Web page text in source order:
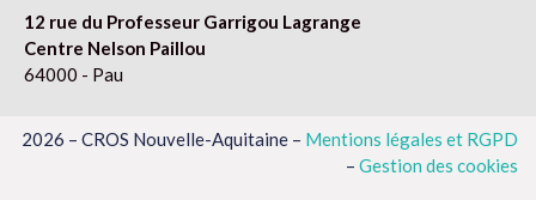
12 rue du Professeur Garrigou Lagrange
Centre Nelson Paillou
64000 - Pau
2026 – CROS Nouvelle-Aquitaine – Mentions légales et RGPD
– Gestion des cookies